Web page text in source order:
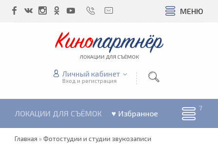
МЕНЮ
Кинопартнёр
ЛОКАЦИИ ДЛЯ СЪЁМОК
Личный кабинет
Вход и регистрация
ЛОКАЦИИ ДЛЯ СЪЁМОК ♥ Избранное
Главная »Фотостудии и студии звукозаписи